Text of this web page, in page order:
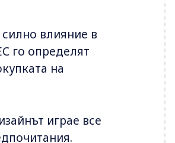
влияние в
го определят
на
играе все